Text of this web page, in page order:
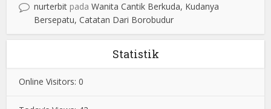
nurterbit padaWanita Cantik Berkuda, Kudanya
Bersepatu, Catatan Dari Borobudur
Statistik
Online Visitors:0